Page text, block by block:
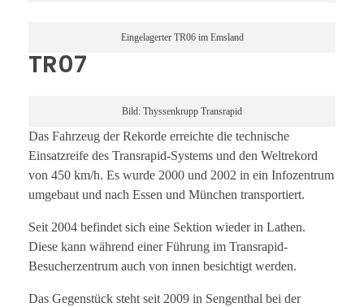
Eingelagerter TR06 im Emsland
TR07
Bild: Thyssenkrupp Transrapid
Das Fahrzeug der Rekorde erreichte die technische
Einsatzreife des Transrapid-Systems und den Weltrekord
von 450 km/h. Es wurde 2000 und 2002 in ein Infozentrum
umgebaut und nach Essen und München transportiert.
Seit 2004 befindet sich eine Sektion wieder in Lathen.
Diese kann während einer Führung im Transrapid-
Besucherzentrum auch von innen besichtigt werden.
Das Gegenstück steht seit 2009 in Sengenthal bei der